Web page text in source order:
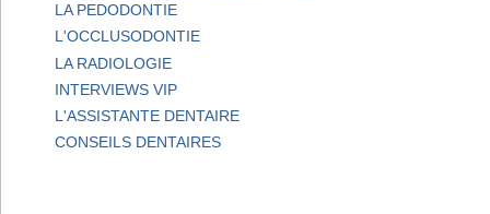
LA PEDODONTIE
L'OCCLUSODONTIE
LA RADIOLOGIE
INTERVIEWS VIP
L'ASSISTANTE DENTAIRE
CONSEILS DENTAIRES